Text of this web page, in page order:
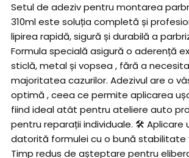
Setul de adeziv pentru montarea
310ml este soluția completă și
lipirea rapidă, sigură și durabilă a
Formula specială asigură o aderență
sticlă, metal și vopsea , fără a
majoritatea cazurilor. Adezivul are o
optimă , ceea ce permite aplicarea
fiind ideal atât pentru ateliere auto
pentru reparații individuale. 🛠 Aplicare
datorită formulei cu o bună
Timp redus de așteptare pentru